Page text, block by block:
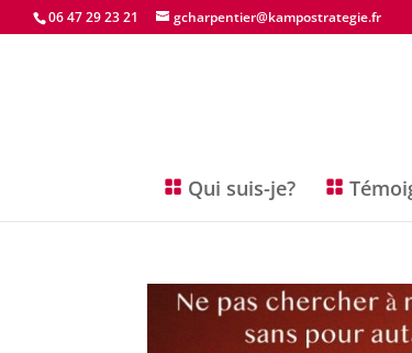
06 47 29 23 21 gcharpentier@kampostrategie.fr
Qui suis-je?